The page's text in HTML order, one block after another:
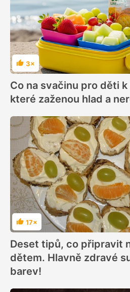
Hodnocení
3×
Co na svačinu pro děti
které zaženou hlad a
Hodnocení
17×
Deset tipů, co připravit
dětem. Hlavně zdravé
barev!